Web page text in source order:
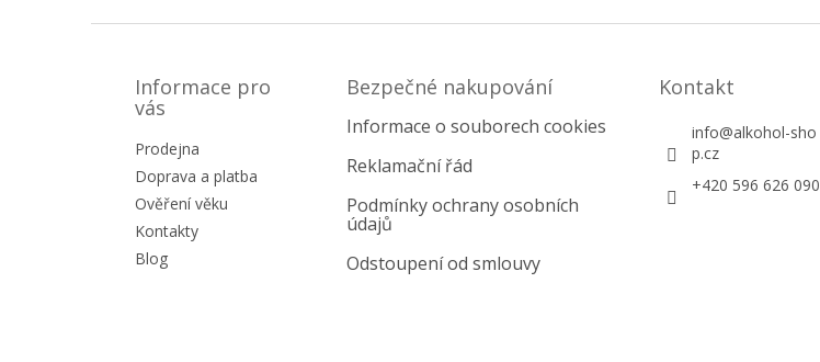
Informace pro
vás
Prodejna
Doprava a platba
Ověření věku
Kontakty
Blog
Bezpečné nakupování
Informace o souborech cookies
Reklamační řád
Podmínky ochrany osobních
údajů
Odstoupení od smlouvy
Kontakt
info@alkohol-sho
p.cz
+420 596 626 090